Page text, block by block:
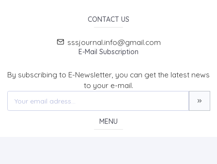
CONTACT US
sssjournal.info@gmail.com
E-Mail Subscription
By subscribing to E-Newsletter, you can get the latest news
to your e-mail.
MENU